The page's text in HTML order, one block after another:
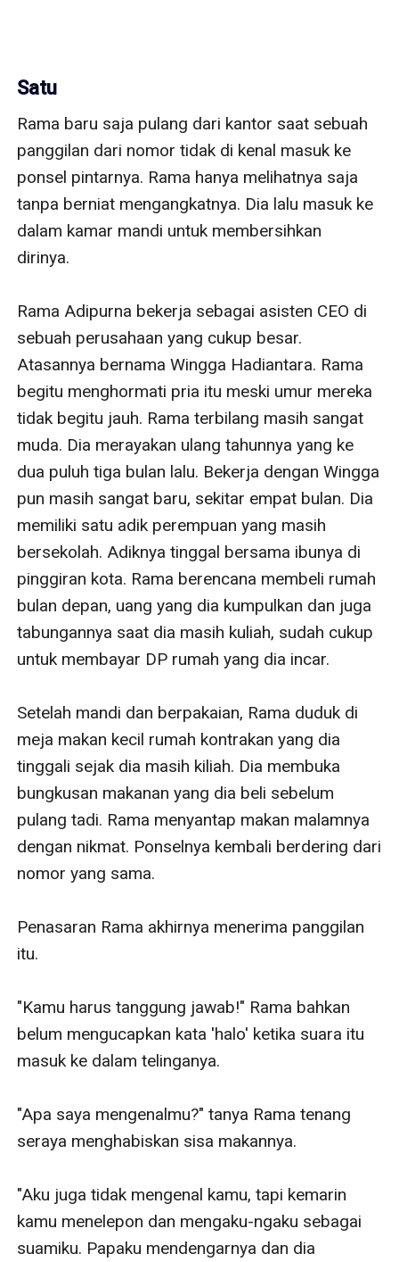
Satu
Rama baru saja pulang dari kantor saat sebuah
panggilan dari nomor tidak di kenal masuk ke
ponsel pintarnya. Rama hanya melihatnya saja
tanpa berniat mengangkatnya. Dia lalu masuk ke
dalam kamar mandi untuk membersihkan
dirinya.
Rama Adipurna bekerja sebagai asisten CEO di
sebuah perusahaan yang cukup besar.
Atasannya bernama Wingga Hadiantara. Rama
begitu menghormati pria itu meski umur mereka
tidak begitu jauh. Rama terbilang masih sangat
muda. Dia merayakan ulang tahunnya yang ke
dua puluh tiga bulan lalu. Bekerja dengan Wingga
pun masih sangat baru, sekitar empat bulan. Dia
memiliki satu adik perempuan yang masih
bersekolah. Adiknya tinggal bersama ibunya di
pinggiran kota. Rama berencana membeli rumah
bulan depan, uang yang dia kumpulkan dan juga
tabungannya saat dia masih kuliah, sudah cukup
untuk membayar DP rumah yang dia incar.
Setelah mandi dan berpakaian, Rama duduk di
meja makan kecil rumah kontrakan yang dia
tinggali sejak dia masih kiliah. Dia membuka
bungkusan makanan yang dia beli sebelum
pulang tadi. Rama menyantap makan malamnya
dengan nikmat. Ponselnya kembali berdering dari
nomor yang sama.
Penasaran Rama akhirnya menerima panggilan
itu.
"Kamu harus tanggung jawab!" Rama bahkan
belum mengucapkan kata 'halo' ketika suara itu
masuk ke dalam telinganya.
"Apa saya mengenalmu?" tanya Rama tenang
seraya menghabiskan sisa makannya.
"Aku juga tidak mengenal kamu, tapi kemarin
kamu menelepon dan mengaku-ngaku sebagai
suamiku. Papaku mendengarnya dan dia